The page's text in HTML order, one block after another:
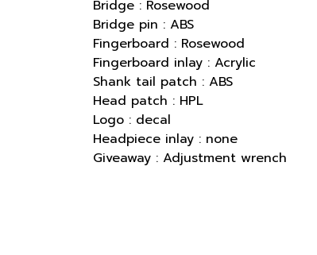
Bridge : Rosewood
Bridge pin : ABS
Fingerboard : Rosewood
Fingerboard inlay : Acrylic
Shank tail patch : ABS
Head patch : HPL
Logo : decal
Headpiece inlay : none
Giveaway : Adjustment wrench